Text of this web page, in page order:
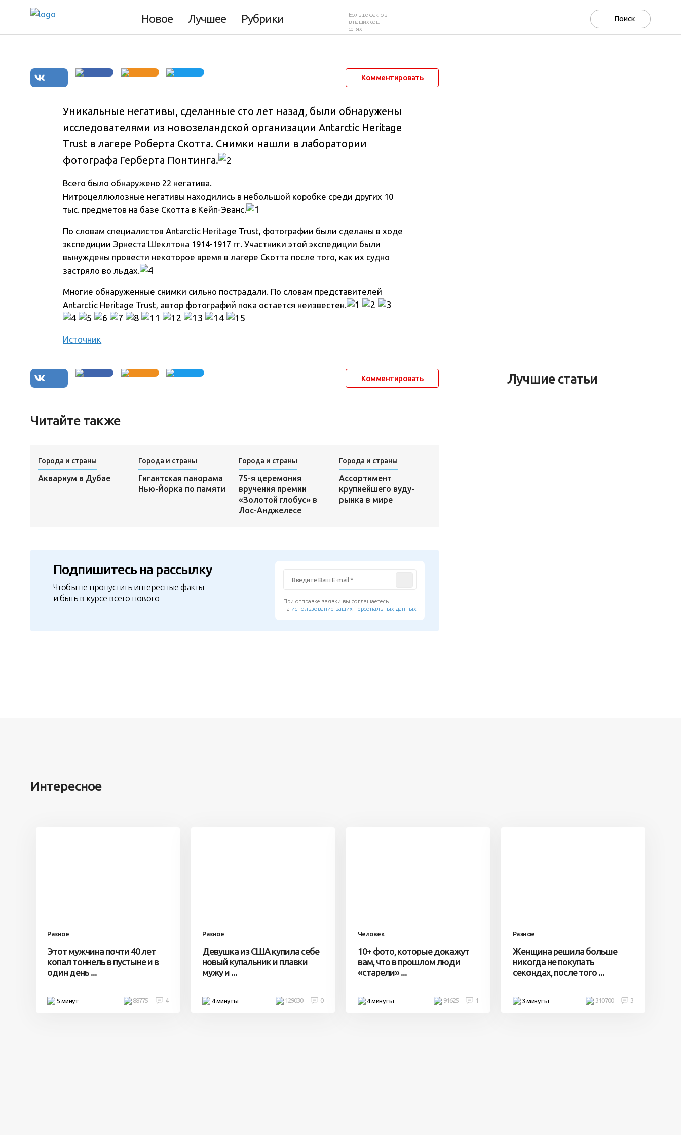
Новое Лучшее Рубрики
Больше фактов
в наших соц.
сетях
Комментировать
Уникальные негативы, сделанные сто лет назад, были обнаружены
исследователями из новозеландской организации Antarctic Heritage
Trust в лагере Роберта Скотта. Снимки нашли в лаборатории
фотографа Герберта Понтинга.
Всего было обнаружено 22 негатива.
Нитроцеллюлозные негативы находились в небольшой коробке среди других 10
тыс. предметов на базе Скотта в Кейп-Эванс.
По словам специалистов Antarctic Heritage Trust, фотографии были сделаны в ходе
экспедиции Эрнеста Шеклтона 1914-1917 гг. Участники этой экспедиции были
вынуждены провести некоторое время в лагере Скотта после того, как их судно
застряло во льдах.
Многие обнаруженные снимки сильно пострадали. По словам представителей
Antarctic Heritage Trust, автор фотографий пока остается неизвестен.
Источник
Комментировать
Читайте также
Города и страны
Аквариум в Дубае
Города и страны
Гигантская панорама
Нью-Йорка по памяти
Города и страны
75-я церемония
вручения премии
«Золотой глобус» в
Лос-Анджелесе
Города и страны
Ассортимент
крупнейшего вуду-
рынка в мире
Подпишитесь на рассылку
Чтобы не пропустить интересные факты
и быть в курсе всего нового
При отправке заявки вы соглашаетесь
на использование ваших персональных данных
Лучшие статьи
Интересное
Разное
Этот мужчина почти 40 лет
копал тоннель в пустыне и в
один день ...
5 минут 4
88775
Разное
Девушка из США купила себе
новый купальник и плавки
мужу и ...
4 минуты 0
129030
Человек
10+ фото, которые докажут
вам, что в прошлом люди
«старели» ...
4 минуты 1
91625
Разное
Женщина решила больше
никогда не покупать
секондах, после того ...
3 минуты 3
310700